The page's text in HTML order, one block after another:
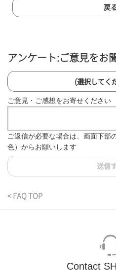
戻
アンケート:ご意見をお
(選択してく
ご意見・ご感想をお寄せください
ご返信が必要な場合は、画面下部
色）からお願いします
送信
< FAQ TOP
Contact